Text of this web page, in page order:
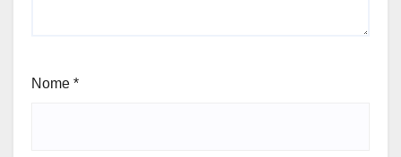
Nome *